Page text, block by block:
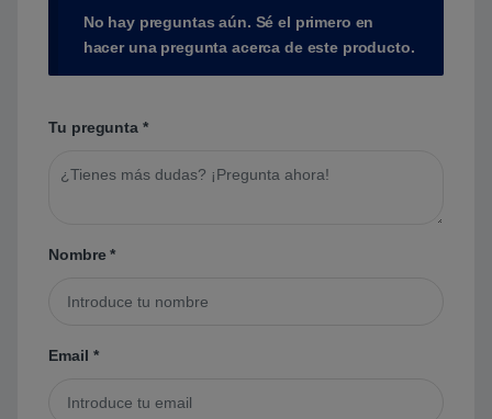
No hay preguntas aún. Sé el primero en
hacer una pregunta acerca de este producto.
Tu pregunta *
Nombre*
Email *